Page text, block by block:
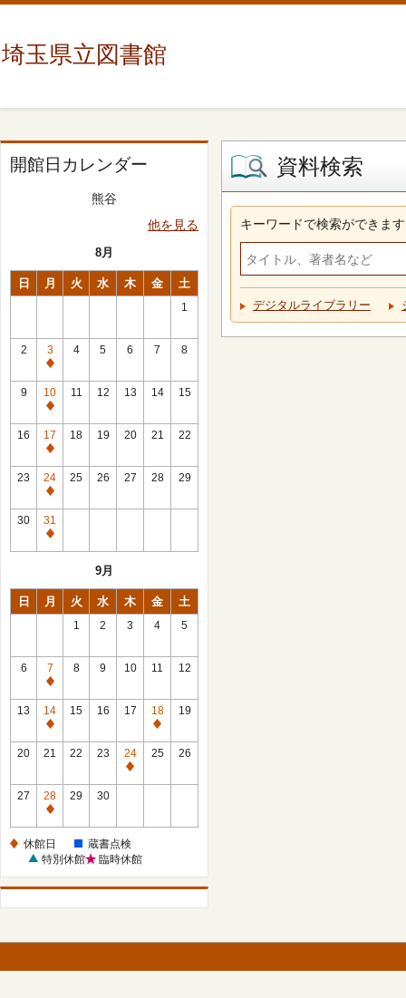
埼玉県立図書館
開館日カレンダー
熊谷
他を見る
8月
日 月 火 水 木 金 土
1
2
3
休
館
日
4 5 6 7 8
9
10
休
館
日
11 12 13 14 15
16
17
休
館
日
18 19 20 21 22
23
24
休
館
日
25 26 27 28 29
30
31
休
9月
日 月 火 水 木 金 土
1 2 3 4 5
6
7
休
館
日
8 9 10 11 12
13
14
休
館
15 16 17
18
休
館
19
20 21 22 23
24
休
25 26
27
28
休
日
29 30
休館日
蔵書点検
特別休館
臨時休館
資料検索
キーワードで検索ができます
デジタルライブラリー